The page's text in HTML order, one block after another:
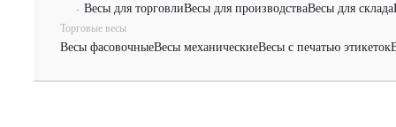
- Весы для торговлиВесы для производстваВесы для склада
Торговые весы
Весы фасовочныеВесы механическиеВесы с печатью этикеток